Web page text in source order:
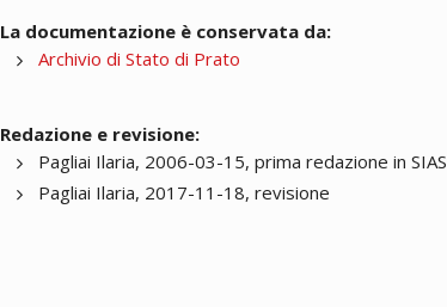
La documentazione è conservata da:
Archivio di Stato di Prato
Redazione e revisione:
Pagliai Ilaria, 2006-03-15, prima redazione in SIAS
Pagliai Ilaria, 2017-11-18, revisione